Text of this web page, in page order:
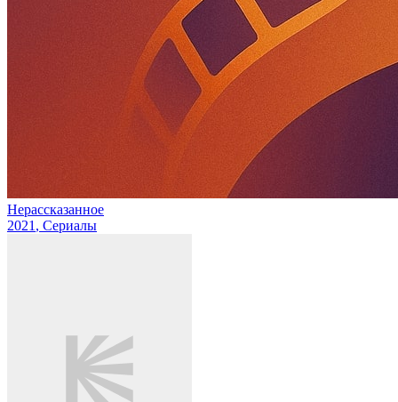
Нерассказанное
2021 , Сериалы